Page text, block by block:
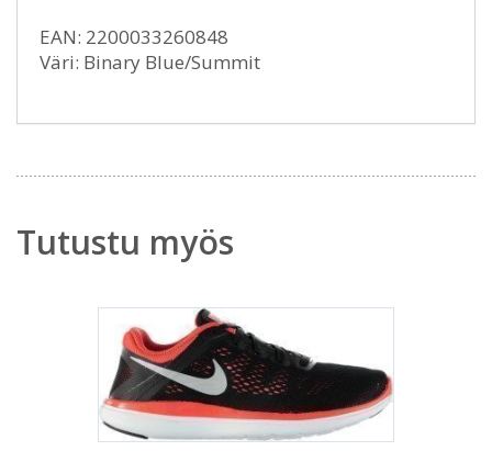
EAN: 2200033260848
Väri: Binary Blue/Summit
Tutustu myös